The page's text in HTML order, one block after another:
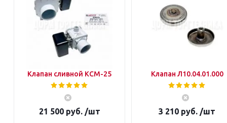
Клапан сливной КСМ-25
21 500 руб. /шт
Клапан Л10.04.01.000
3 210 руб. /шт